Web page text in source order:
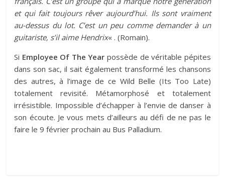
et qui fait toujours rêver aujourd’hui. Ils sont vraiment
au-dessus du lot. C’est un peu comme demander à un
guitariste, s’il aime Hendrix« . (Romain).
Si Employee Of The Year possède de véritable pépites
dans son sac, il sait également transformé les chansons
des autres, à l’image de ce Wild Belle (Its Too Late)
totalement revisité. Métamorphosé et totalement
irrésistible. Impossible d’échapper à l’envie de danser à
son écoute. Je vous mets d’ailleurs au défi de ne pas le
faire le 9 février prochain au Bus Palladium.